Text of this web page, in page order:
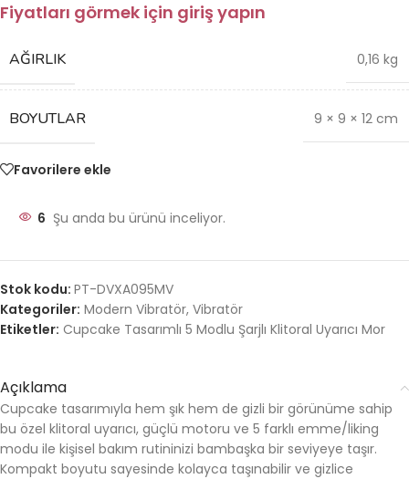
Fiyatları görmek için giriş yapın
AĞIRLIK 0,16 kg
BOYUTLAR 9 × 9 × 12 cm
Favorilere ekle
6 Şu anda bu ürünü inceliyor.
Stok kodu: PT-DVXA095MV
Kategoriler: Modern Vibratör, Vibratör
Etiketler: Cupcake Tasarımlı 5 Modlu Şarjlı Klitoral Uyarıcı Mor
Açıklama
Cupcake tasarımıyla hem şık hem de gizli bir görünüme sahip
bu özel klitoral uyarıcı, güçlü motoru ve 5 farklı emme/liking
modu ile kişisel bakım rutininizi bambaşka bir seviyeye taşır.
Kompakt boyutu sayesinde kolayca taşınabilir ve gizlice